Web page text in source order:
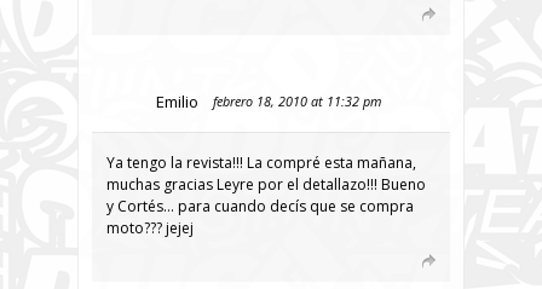
Emilio febrero 18, 2010 at 11:32 pm
Ya tengo la revista!!! La compré esta mañana,
muchas gracias Leyre por el detallazo!!! Bueno
y Cortés… para cuando decís que se compra
moto??? jejej